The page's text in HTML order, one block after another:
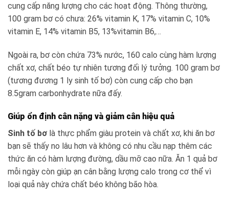
cung cấp năng lượng cho các hoạt động. Thông thường,
100 gram bơ có chưa: 26% vitamin K, 17% vitamin C, 10%
vitamin E, 14% vitamin B5, 13%vitamin B6,…
Ngoài ra, bơ còn chứa 73% nước, 160 calo cùng hàm lượng
chất xơ, chất béo tự nhiên tương đối lý tưởng. 100 gram bơ
(tương đương 1 ly sinh tố bơ) còn cung cấp cho bạn
8.5gram carbonhydrate nữa đấy.
Giúp ổn định cân nặng và giảm cân hiệu quả
Sinh tố bơ là thực phẩm giàu protein và chất xơ, khi ăn bơ
bạn sẽ thấy no lâu hơn và không có nhu cầu nạp thêm các
thức ăn có hàm lượng đường, dầu mỡ cao nữa. Ăn 1 quả bơ
mỗi ngày còn giúp ạn cân bằng lượng calo trong cơ thể vì
loại quả này chứa chất béo không bão hòa.